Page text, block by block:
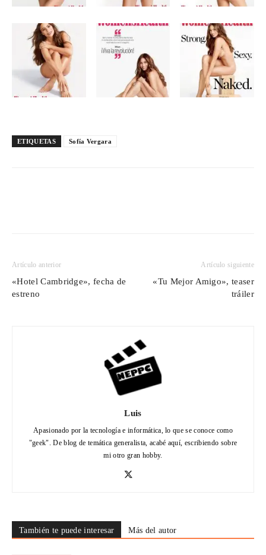
ETIQUETAS Sofía Vergara
Artículo anterior
«Hotel Cambridge», fecha de
estreno
Artículo siguiente
«Tu Mejor Amigo», teaser
tráiler
Luis
Apasionado por la tecnología e informática, lo que se conoce como
"geek". De blog de temática generalista, acabé aquí, escribiendo sobre
mi otro gran hobby.
También te puede interesar Más del autor